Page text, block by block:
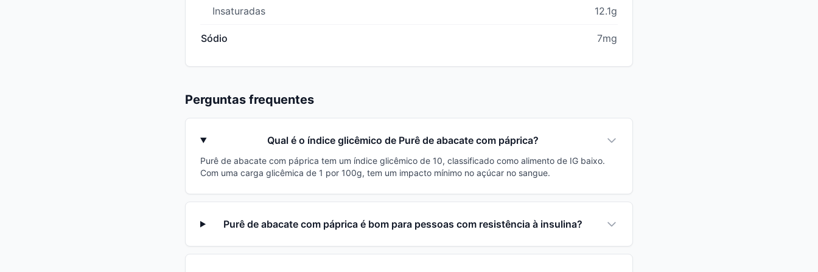
Insaturadas 12.1g
Sódio 7mg
Perguntas frequentes
Qual é o índice glicêmico de Purê de abacate com páprica?
Purê de abacate com páprica tem um índice glicêmico de 10, classificado como alimento de IG baixo.
Com uma carga glicêmica de 1 por 100g, tem um impacto mínimo no açúcar no sangue.
Purê de abacate com páprica é bom para pessoas com resistência à insulina?